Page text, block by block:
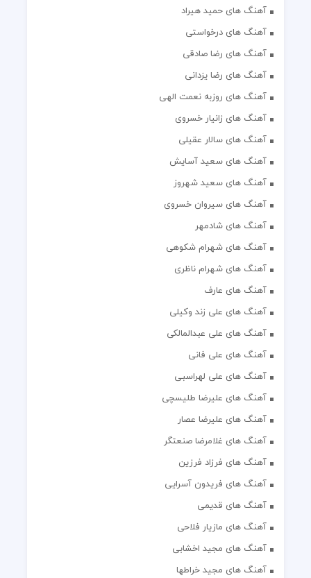
آهنگ های حمید هیراد
آهنگ های درخواستی
آهنگ های رضا صادقی
آهنگ های رضا یزدانی
آهنگ های روزبه نعمت الهی
آهنگ های زانیار خسروی
آهنگ های سالار عقیلی
آهنگ های سعید آسایش
آهنگ های سعید شهروز
آهنگ های سیروان خسروی
آهنگ های شادمهر
آهنگ های شهرام شکوهی
آهنگ های شهرام ناظری
آهنگ های عارف
آهنگ های علی زند وکیلی
آهنگ های علی عبدالمالکی
آهنگ های علی فانی
آهنگ های علی لهراسبی
آهنگ های علیرضا طلیسچی
آهنگ های علیرضا عصار
آهنگ های غلامرضا صنعتگر
آهنگ های فرزاد فرزین
آهنگ های فریدون آسرایی
آهنگ های قدیمی
آهنگ های مازیار فلاحی
آهنگ های مجید اخشابی
آهنگ های مجید خراطها